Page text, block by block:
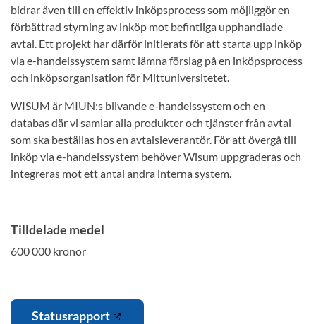
bidrar även till en effektiv inköpsprocess som möjliggör en
förbättrad styrning av inköp mot befintliga upphandlade
avtal. Ett projekt har därför initierats för att starta upp inköp
via e-handelssystem samt lämna förslag på en inköpsprocess
och inköpsorganisation för Mittuniversitetet.
WISUM är MIUN:s blivande e-handelssystem och en
databas där vi samlar alla produkter och tjänster från avtal
som ska beställas hos en avtalsleverantör. För att övergå till
inköp via e-handelssystem behöver Wisum uppgraderas och
integreras mot ett antal andra interna system.
Tilldelade medel
600 000 kronor
Statusrapport